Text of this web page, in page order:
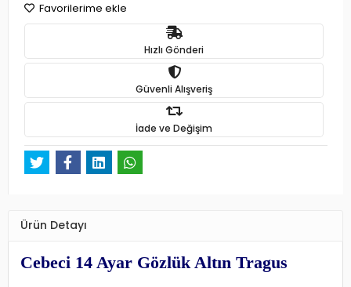
Favorilerime ekle
Hızlı Gönderi
Güvenli Alışveriş
İade ve Değişim
Ürün Detayı
Cebeci 14 Ayar Gözlük Altın Tragus